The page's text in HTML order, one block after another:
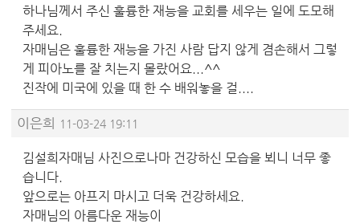
하나님께서 주신 훌륭한 재능을 교회를 세우는 일에 도모해
주세요.
자매님은 훌륭한 재능을 가진 사람 답지 않게 겸손해서 그렇
게 피아노를 잘 치는지 몰랐어요...^^
진작에 미국에 있을 때 한 수 배워놓을 걸....
이은희 11-03-24 19:11
김설희자매님 사진으로나마 건강하신 모습을 뵈니 너무 좋
습니다.
앞으로는 아프지 마시고 더욱 건강하세요.
자매님의 아름다운 재능이